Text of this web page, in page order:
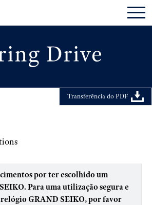
Transferência do PDF
por ter escolhido um
Para uma utilização segura e
relógio GRAND SEIKO, por favor